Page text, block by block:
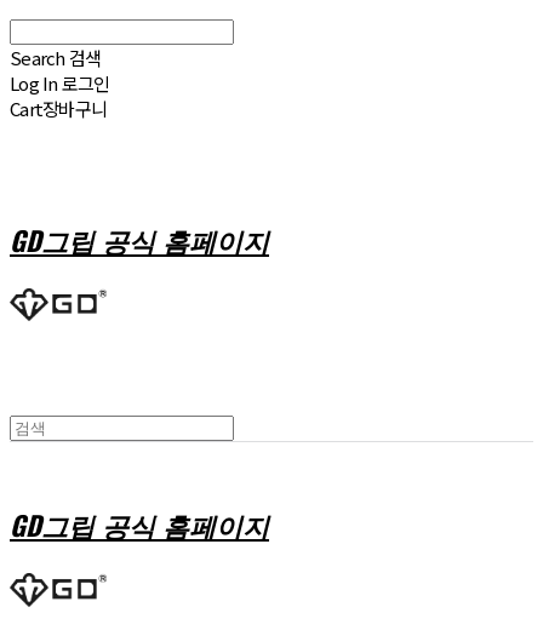
Search 검색
Log In로그인
Cart장바구니
GD그립 공식 홈페이지
GD그립 공식 홈페이지